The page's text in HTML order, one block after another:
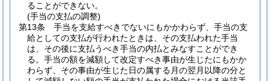
ることができない。
(手当の支払の調整)
第13条
手当を支給すべきでないにもかかわらず、手当の支
給としての支払が行われたときは、その支払われた手当
は、その後に支払うべき手当の内払とみなすことができ
る。 手当の額を減額して改定すべき事由が生じたにもかか
わらず、その事由が生じた日の属する月の翌月以降の分と